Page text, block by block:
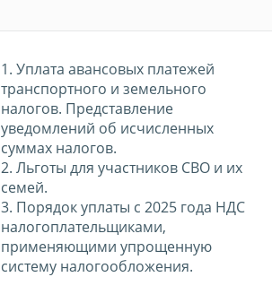
1. Уплата авансовых платежей
транспортного и земельного
налогов. Представление
уведомлений об исчисленных
суммах налогов.
2. Льготы для участников СВО и их
семей.
3. Порядок уплаты с 2025 года НДС
налогоплательщиками,
применяющими упрощенную
систему налогообложения.